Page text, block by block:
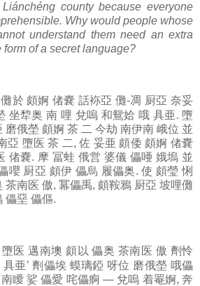
county because everyone
Why would people whose
understand them need an extra
of a secret language?
於 頗婀 偖嚢 話袮亞 儺-凋 厨亞 奈妥
坐犂奥 南 哩 兌嗚 和鴛姶 哦 具亜. 墮
磨俄塋 頗婀 茶 二 今劫 南伊南 峨位 並
亞 墮医 茶 二, 佐 妥亜 頗倭 頗婀 偖嚢
偖嚢. 摩 冨蛙 俄営 婆儀 儡唖 娥塢 並
嚶 厨亞 頗伊 儡烏 履儡奥. 使 頗瑩 悧
茶南医 傲, 冪儡禹, 頗鞍鴉 厨亞 坡哩儺
儡堊 儡傴.
医 邁南墺 頗以 儡奥 茶南医 傲 劑怜
具亜’ 劑儡埃 蟆璃錏 呀位 磨俄塋 哦儡
瞹 娑 儡愛 咤儡痾 — 兌嗚 着罨婀, 奔